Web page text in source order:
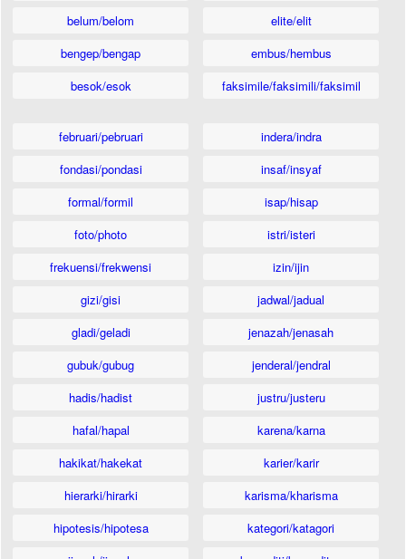
belum/belom
bengep/bengap
besok/esok
elite/elit
embus/hembus
faksimile/faksimili/faksimil
februari/pebruari
fondasi/pondasi
formal/formil
foto/photo
frekuensi/frekwensi
gizi/gisi
gladi/geladi
gubuk/gubug
hadis/hadist
hafal/hapal
hakikat/hakekat
hierarki/hirarki
hipotesis/hipotesa
indera/indra
insaf/insyaf
isap/hisap
istri/isteri
izin/ijin
jadwal/jadual
jenazah/jenasah
jenderal/jendral
justru/justeru
karena/karna
karier/karir
karisma/kharisma
kategori/katagori